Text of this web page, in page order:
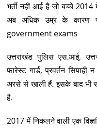
भर्ती नहीं आई है जो बच्चे
अब अधिक उम्र के कारण
government exams
उत्तराखंड पुलिस एस.आई,
फारेस्ट गार्ड, प्रवर्तन
अरसे से खाली हैं. इसके बाद भी
है.
2017 में निकलने वाली एक